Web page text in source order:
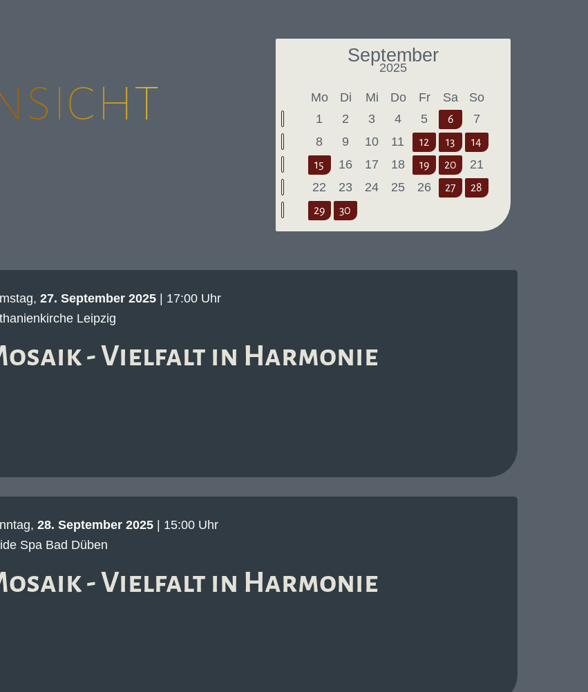
September
2025
Mo Di Mi Do Fr Sa
So
1
2 3 4 5 6
7
8
9 10 11 12 13
14
15
16 17 18 19 20
21
22
23 24 25 26 27
28
29
30
27. September 2025| 17:00 Uhr
Leipzig
- Vielfalt in Harmonie
28. September 2025| 15:00 Uhr
Spa Bad Düben
- Vielfalt in Harmonie